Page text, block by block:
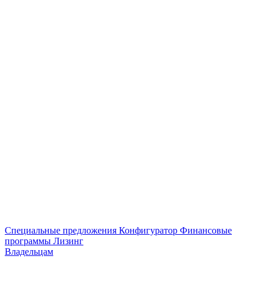
Специальные предложения Конфигуратор Финансовые
программы Лизинг
Владельцам